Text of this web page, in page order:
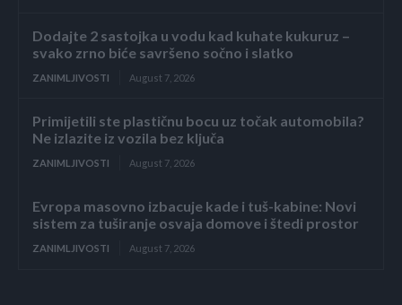
Dodajte 2 sastojka u vodu kad kuhate kukuruz –
svako zrno biće savršeno sočno i slatko
ZANIMLJIVOSTI August 7, 2026
Primijetili ste plastičnu bocu uz točak automobila?
Ne izlazite iz vozila bez ključa
ZANIMLJIVOSTI August 7, 2026
Evropa masovno izbacuje kade i tuš-kabine: Novi
sistem za tuširanje osvaja domove i štedi prostor
ZANIMLJIVOSTI August 7, 2026